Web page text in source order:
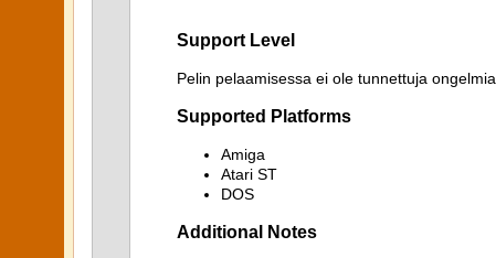
Support Level
Pelin pelaamisessa ei ole tunnettuja ongelmia.
Supported Platforms
Amiga
Atari ST
DOS
Additional Notes